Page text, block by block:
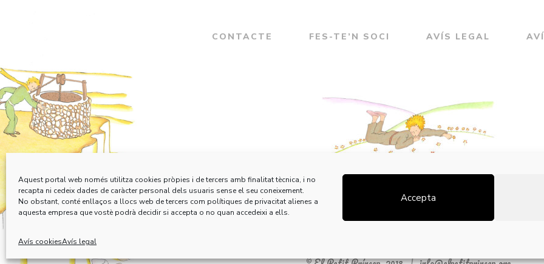
Aquest portal web només utilitza cookies pròpies i de tercers amb finalitat tècnica, i no
recapta ni cedeix dades de caràcter personal dels usuaris sense el seu coneixement.
No obstant, conté enllaços a llocs web de tercers com polítiques de privacitat alienes a
aquesta empresa que vostè podrà decidir si accepta o no quan accedeixi a ells.
Accepta
Avís cookiesAvís legal
CONTACTE FES-TE’N SOCI AVÍS LEGAL